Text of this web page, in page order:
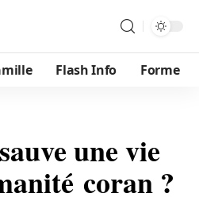
Flash Info Forme
une vie
coran ?